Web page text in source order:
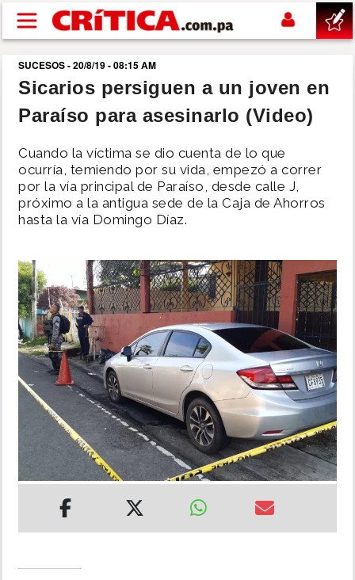
Pasar al contenido principal
buscar
SUCESOS
NACIONAL
POLÍTICA
DEPORTES
MUNDO
INSÓLITAS
MULTIMEDIA
IMPRESO
SUCESOS - 20/8/19 - 08:15 AM
Sicarios persiguen a un joven en
Paraíso para asesinarlo (Video)
Cuando la víctima se dio cuenta de lo que
ocurría, temiendo por su vida, empezó a correr
por la vía principal de Paraíso, desde calle J,
próximo a la antigua sede de la Caja de Ahorros
hasta la vía Domingo Díaz.